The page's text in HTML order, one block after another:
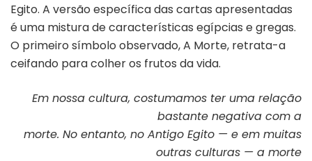
Egito. A versão específica das cartas apresentadas
é uma mistura de características egípcias e gregas.
O primeiro símbolo observado, A Morte, retrata-a
ceifando para colher os frutos da vida.
Em nossa cultura, costumamos ter uma relação
bastante negativa com a
morte. No entanto, no Antigo Egito — e em muitas
outras culturas — a morte